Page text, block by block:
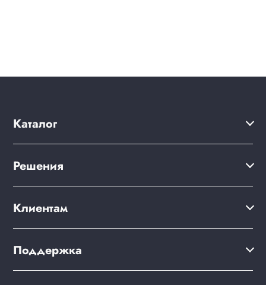
Каталог
Решения
Акции
Дизайн интернет-магазина
Brander: подбор названия сайта
Решения
Сайт компании
Готовый интернет-магазин
Клиентам
Варианты оплаты
Скидки и бонусы
Поддержка
Документация